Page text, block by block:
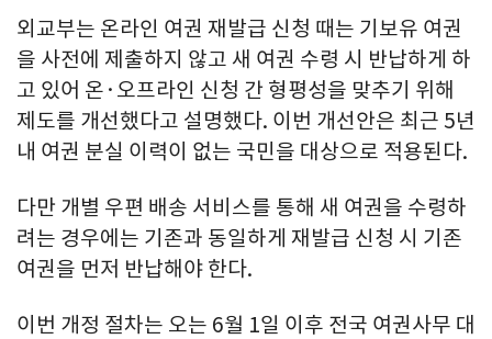
외교부는 온라인 여권 재발급 신청 때는 기보유 여권
을 사전에 제출하지 않고 새 여권 수령 시 반납하게 하
고 있어 온·오프라인 신청 간 형평성을 맞추기 위해
제도를 개선했다고 설명했다. 이번 개선안은 최근 5년
내 여권 분실 이력이 없는 국민을 대상으로 적용된다.
다만 개별 우편 배송 서비스를 통해 새 여권을 수령하
려는 경우에는 기존과 동일하게 재발급 신청 시 기존
여권을 먼저 반납해야 한다.
이번 개정 절차는 오는 6월 1일 이후 전국 여권사무 대